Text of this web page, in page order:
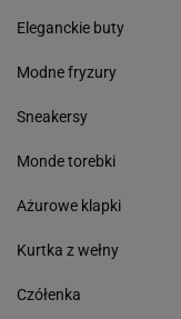
Eleganckie buty
Modne fryzury
Sneakersy
Monde torebki
Ażurowe klapki
Kurtka z wełny
Czółenka